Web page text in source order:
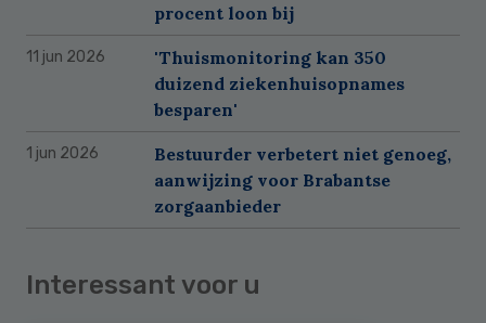
procent loon bij
11 jun 2026
'Thuismonitoring kan 350
duizend ziekenhuisopnames
besparen'
1 jun 2026
Bestuurder verbetert niet genoeg,
aanwijzing voor Brabantse
zorgaanbieder
Interessant voor u